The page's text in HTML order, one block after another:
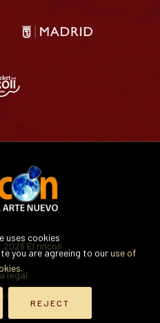
2026 El rincon
legal
Privacidad
uses cookies
you are agreeing to our use of
REJECT